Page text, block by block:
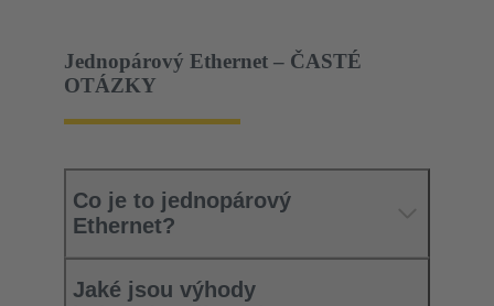
Jednopárový Ethernet – ČASTÉ
OTÁZKY
Co je to jednopárový
Ethernet?
Jaké jsou výhody